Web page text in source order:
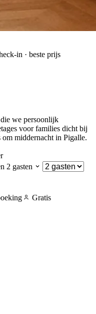
in · beste prijs
we persoonlijk
voor families dicht bij
middernacht in Pigalle.
2 gasten
Gratis